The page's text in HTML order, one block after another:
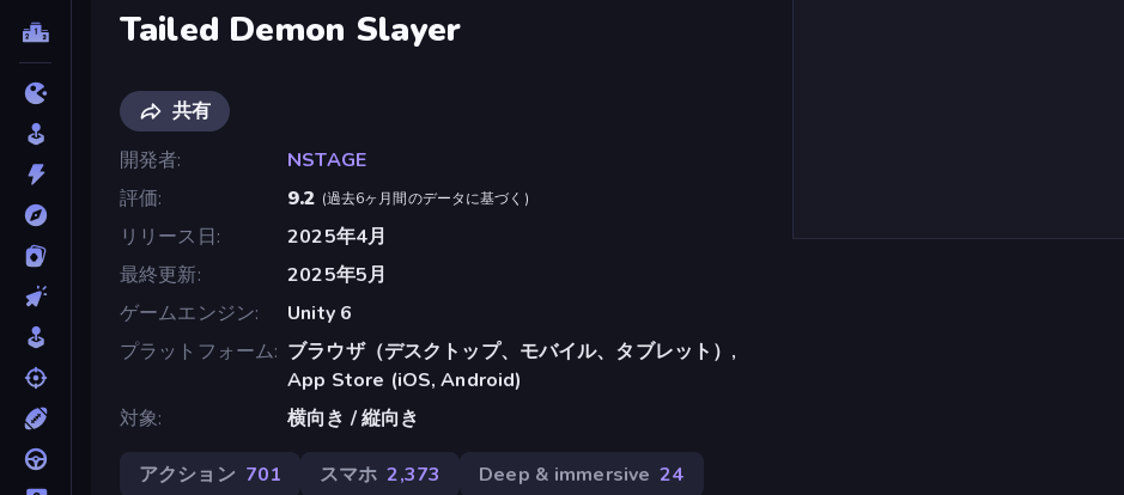
Tailed Demon Slayer
共有
開発者
NSTAGE
評価
9.2 (過去6ヶ月間のデータに基づく )
リリース日
2025年4月
最終更新
2025年5月
ゲームエンジン
Unity 6
プラットフォーム ブラウザ（デスクトップ、モバイル、タブレット）,
App Store (iOS, Android)
対象
横向き / 縦向き
アクション 701 スマホ 2,373 Deep & immersive 24